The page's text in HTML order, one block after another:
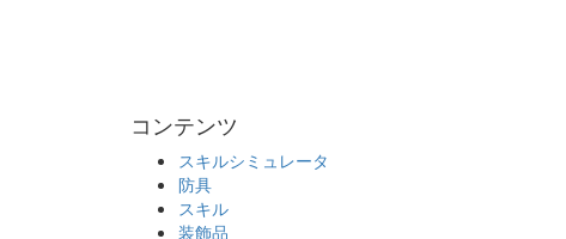
コンテンツ
スキルシミュレータ
防具
スキル
装飾品